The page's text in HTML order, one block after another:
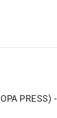
PRESS) -